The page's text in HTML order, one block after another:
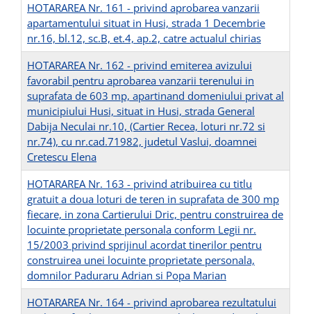
HOTARAREA Nr. 161 - privind aprobarea vanzarii
apartamentului situat in Husi, strada 1 Decembrie
nr.16, bl.12, sc.B, et.4, ap.2, catre actualul chirias
HOTARAREA Nr. 162 - privind emiterea avizului
favorabil pentru aprobarea vanzarii terenului in
suprafata de 603 mp, apartinand domeniului privat al
municipiului Husi, situat in Husi, strada General
Dabija Neculai nr.10, (Cartier Recea, loturi nr.72 si
nr.74), cu nr.cad.71982, judetul Vaslui, doamnei
Cretescu Elena
HOTARAREA Nr. 163 - privind atribuirea cu titlu
gratuit a doua loturi de teren in suprafata de 300 mp
fiecare, in zona Cartierului Dric, pentru construirea de
locuinte proprietate personala conform Legii nr.
15/2003 privind sprijinul acordat tinerilor pentru
construirea unei locuinte proprietate personala,
domnilor Paduraru Adrian si Popa Marian
HOTARAREA Nr. 164 - privind aprobarea rezultatului